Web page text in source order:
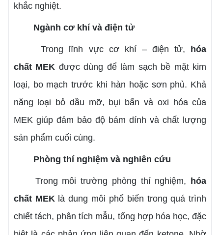
khắc nghiệt.
Ngành cơ khí và điện tử
Trong lĩnh vực cơ khí – điện tử, hóa
chất MEK được dùng để làm sạch bề mặt kim
loại, bo mạch trước khi hàn hoặc sơn phủ. Khả
năng loại bỏ dầu mỡ, bụi bẩn và oxi hóa của
MEK giúp đảm bảo độ bám dính và chất lượng
sản phẩm cuối cùng.
Phòng thí nghiệm và nghiên cứu
Trong môi trường phòng thí nghiệm, hóa
chất MEK là dung môi phổ biến trong quá trình
chiết tách, phân tích mẫu, tổng hợp hóa học, đặc